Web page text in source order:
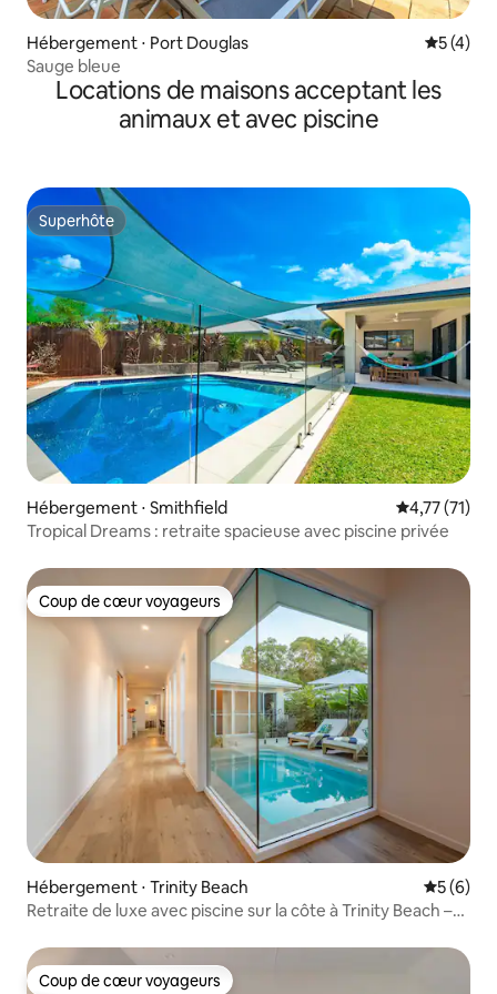
Hébergement ⋅ Port Douglas
5 (4)
Sauge bleue
Locations de maisons acceptant les
animaux et avec piscine
Superhôte
Superhôte
Hébergement ⋅ Smithfield Évaluation
4,77 (71)
Tropical Dreams : retraite spacieuse avec piscine privée
Coup de cœur voyageurs
Coup de cœur voyageurs
Hébergement ⋅ Trinity Beach
5 (6)
Retraite de luxe avec piscine sur la côte à Trinity Beach –
Coup de cœur voyageurs